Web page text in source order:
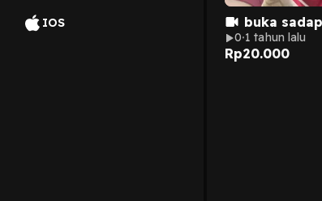
IOS buka
0 1 tahun lalu
Rp20.000